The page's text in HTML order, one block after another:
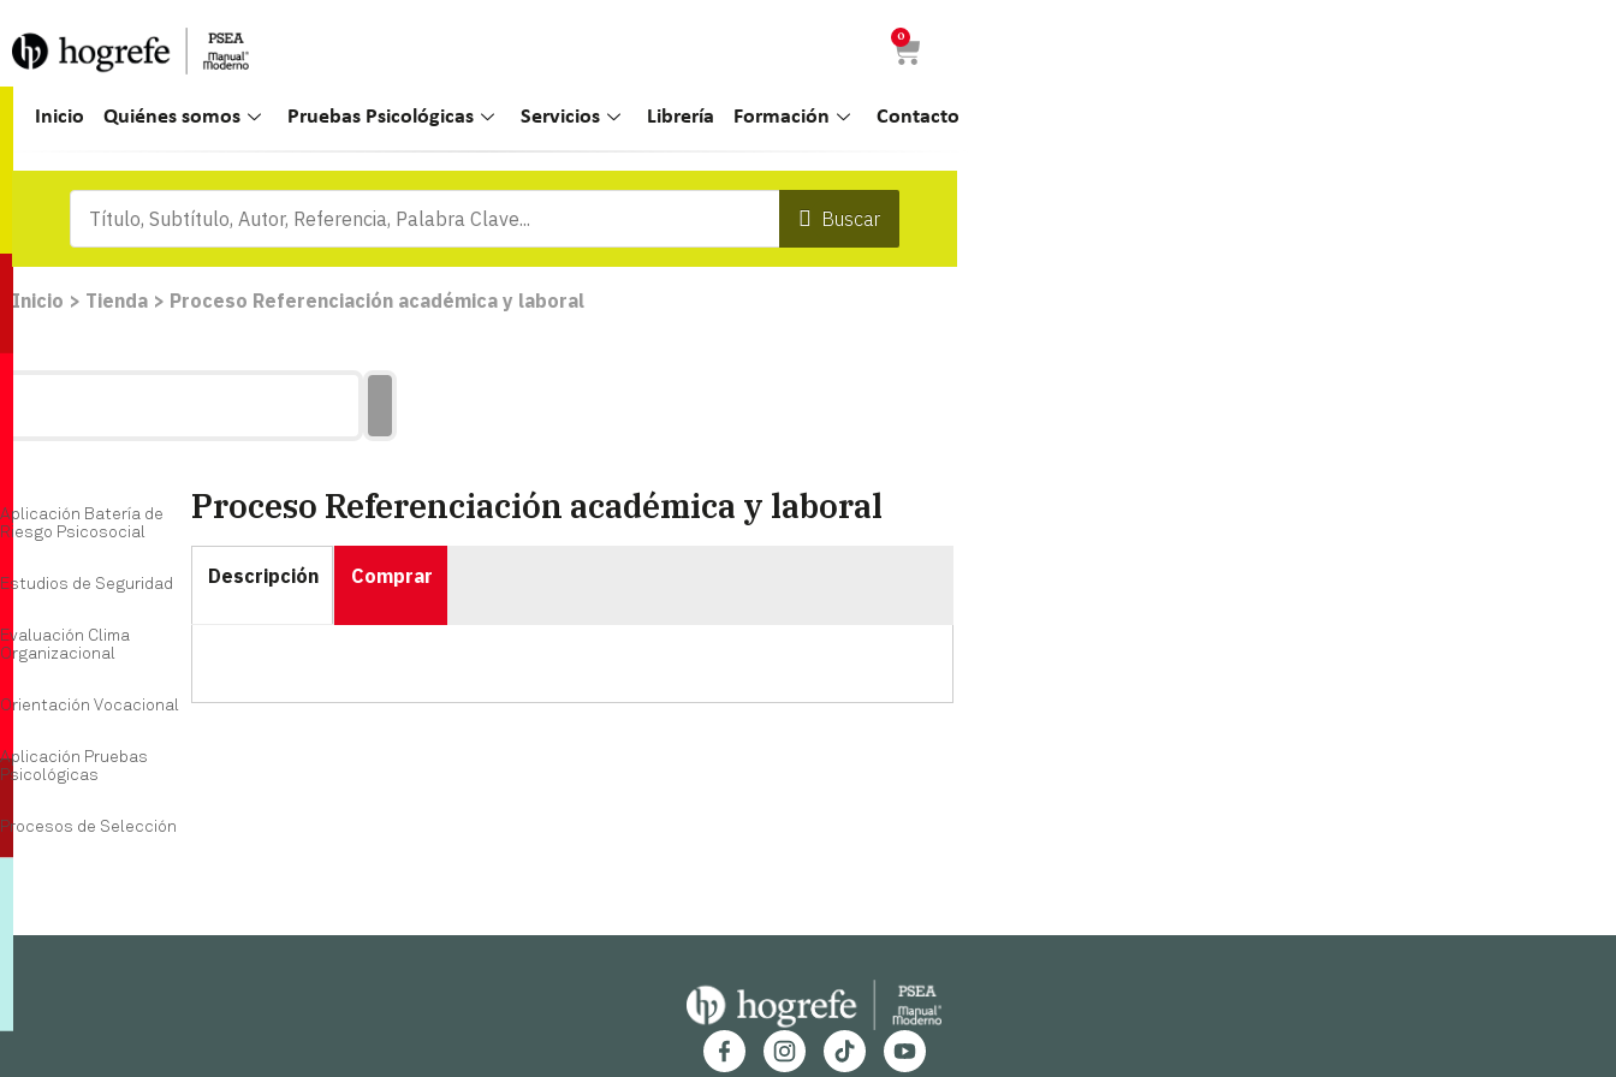
0
Inicio Quiénes somos Pruebas Psicológicas Servicios Librería Formación Contacto
Buscar
Inicio > Tienda > Proceso Referenciación académica y laboral
Aplicación Batería de
Riesgo Psicosocial
Estudios de Seguridad
Evaluación Clima
Organizacional
Orientación Vocacional
Aplicación Pruebas
Psicológicas
Procesos de Selección
Proceso Referenciación académica y laboral
Descripción Comprar